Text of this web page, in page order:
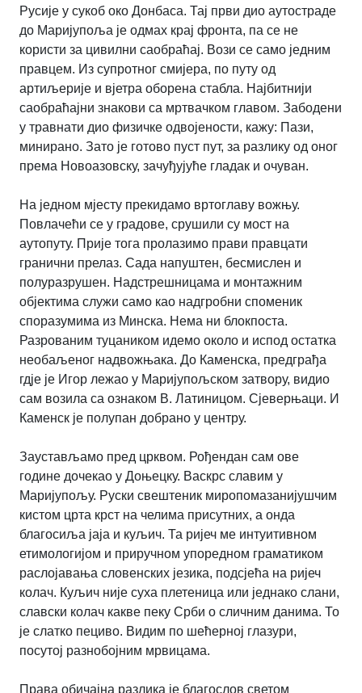
Русије у сукоб око Донбаса. Тај први дио аутостраде
до Маријупоља је одмах крај фронта, па се не
користи за цивилни саобраћај. Вози се само једним
правцем. Из супротног смијера, по путу од
артиљерије и вјетра оборена стабла. Најбитнији
саобраћајни знакови са мртвачком главом. Забодени
у травнати дио физичке одвојености, кажу: Пази,
минирано. Зато је готово пуст пут, за разлику од оног
према Новоазовску, зачуђујуће гладак и очуван.
На једном мјесту прекидамо вртоглаву вожњу.
Повлачећи се у градове, срушили су мост на
аутопуту. Прије тога пролазимо прави правцати
гранични прелаз. Сада напуштен, бесмислен и
полуразрушен. Надстрешницама и монтажним
објектима служи само као надгробни споменик
споразумима из Минска. Нема ни блокпоста.
Разрованим туцаником идемо около и испод остатка
необаљеног надвожњака. До Каменска, предграђа
гдје је Игор лежао у Маријупољском затвору, видио
сам возила са ознаком В. Латиницом. Сјеверњаци. И
Каменск је полупан добрано у центру.
Заустављамо пред црквом. Рођендан сам ове
године дочекао у Доњецку. Васкрс славим у
Маријупољу. Руски свештеник миропомазанијушчим
кистом црта крст на челима присутних, а онда
благосиља јаја и куљич. Та ријеч ме интуитивном
етимологијом и приручном упоредном граматиком
раслојавања словенских језика, подсјећа на ријеч
колач. Куљич није суха плетеница или једнако слани,
славски колач какве пеку Срби о сличним данима. То
је слатко пециво. Видим по шећерној глазури,
посутој разнобојним мрвицама.
Права обичајна разлика је благослов светом